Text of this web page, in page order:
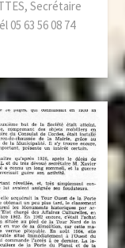
Secrétaire
05 63 56 08 74